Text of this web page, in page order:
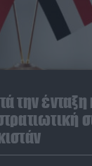
την ένταξη